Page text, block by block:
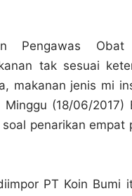
Pengawas
tak sesuai
makanan jenis mi
(18/06/2017)
penarikan empat
PT Koin Bumi